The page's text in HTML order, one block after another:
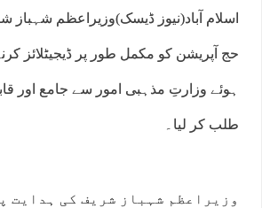
اسلام آباد(نیوز ڈیسک)وزیراعظم شہباز
حج آپریشن کو مکمل طور پر ڈیجیٹلائز
ہوئے وزارتِ مذہبی امور سے جامع اور
طلب کر لیا۔
وزیراعظم شہباز شریف کی ہدایت